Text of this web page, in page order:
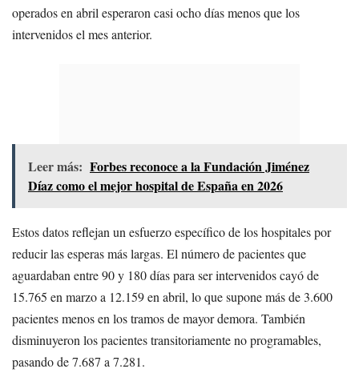
operados en abril esperaron casi ocho días menos que los
intervenidos el mes anterior.
Leer más: Forbes reconoce a la Fundación Jiménez
Díaz como el mejor hospital de España en 2026
Estos datos reflejan un esfuerzo específico de los hospitales por
reducir las esperas más largas. El número de pacientes que
aguardaban entre 90 y 180 días para ser intervenidos cayó de
15.765 en marzo a 12.159 en abril, lo que supone más de 3.600
pacientes menos en los tramos de mayor demora. También
disminuyeron los pacientes transitoriamente no programables,
pasando de 7.687 a 7.281.